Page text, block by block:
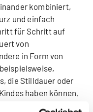
kombiniert,
und einfach
für Schritt auf
von
in Form von
die Stilldauer oder
haben können,